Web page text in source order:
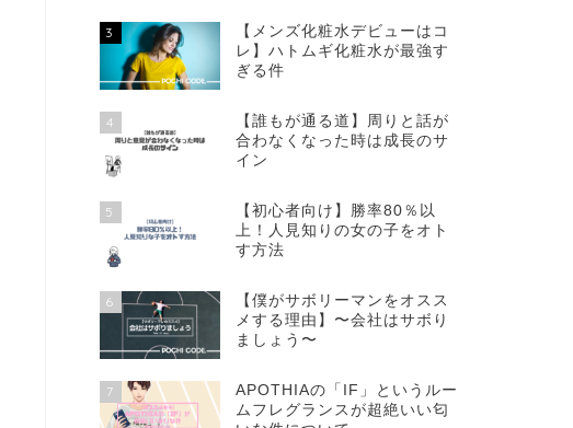
3
【メンズ化粧水デビューはコ
レ】ハトムギ化粧水が最強す
ぎる件
4
【誰もが通る道】周りと話が
合わなくなった時は成長のサ
イン
5
【初心者向け】勝率80％以
上！人見知りの女の子をオト
す方法
6
【僕がサボリーマンをオスス
メする理由】〜会社はサボり
ましょう〜
7
APOTHIAの「IF」というルー
ムフレグランスが超絶いい匂